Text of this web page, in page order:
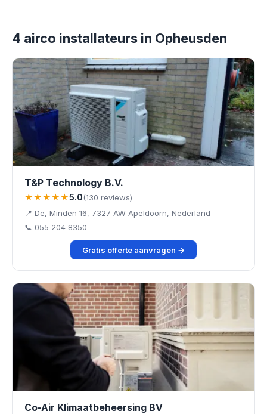
4 airco installateurs in Opheusden
T&P Technology B.V.
★★★★★5.0(130 reviews)
📍 De, Minden 16, 7327 AW Apeldoorn, Nederland
📞 055 204 8350
Gratis offerte aanvragen →
Co-Air Klimaatbeheersing BV